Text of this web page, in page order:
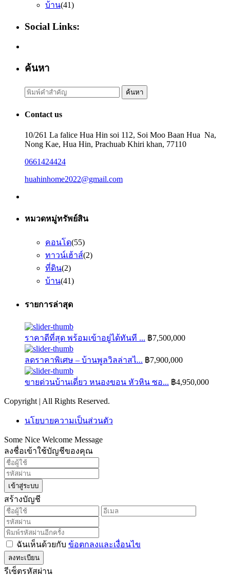
บ้าน(41)
Social Links:
ค้นหา
Search
for:
ค้นหา
Contact us
10/261 La falice Hua Hin soi 112, Soi Moo Baan Hua Na,
Nong Kae, Hua Hin, Prachuab Khiri khan, 77110
0661424424
huahinhome2022@gmail.com
หมวดหมู่ทรัพย์สิน
คอนโด(55)
ทาวน์เฮ้าส์(2)
ที่ดิน(2)
บ้าน(41)
รายการล่าสุด
ราคาดีที่สุด พร้อมเข้าอยู่ได้ทันที ... ฿7,500,000
ลดราคาพิเศษ – บ้านพูลวิลล่าสไ... ฿7,900,000
ขายด่วนบ้านเดี่ยว หนองขอน หัวหิน ซอ... ฿4,950,000
Copyright | All Rights Reserved.
นโยบายความเป็นส่วนตัว
Some Nice Welcome Message
ลงชื่อเข้าใช้บัญชีของคุณ
เข้าสู่ระบบ
สร้างบัญชี
ฉันเห็นด้วยกับ ข้อตกลงและเงื่อนไข
ลงทะเบียน
รีเซ็ตรหัสผ่าน